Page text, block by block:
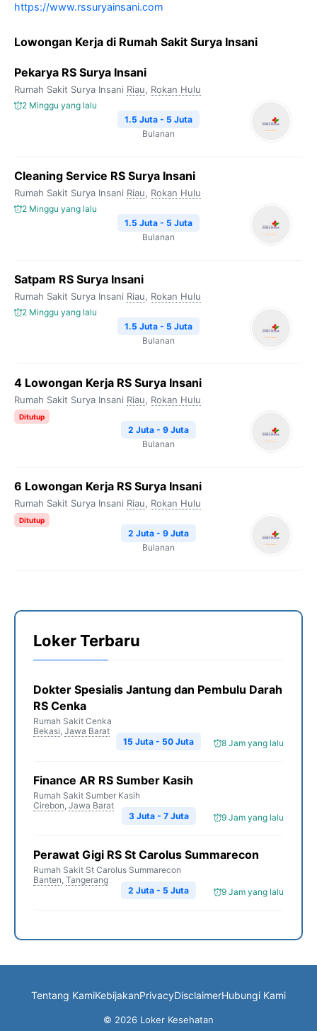
https://www.rssuryainsani.com
Lowongan Kerja di Rumah Sakit Surya Insani
Pekarya RS Surya Insani
Rumah Sakit Surya Insani Riau, Rokan Hulu
2 Minggu yang lalu
1.5 Juta - 5 Juta
Bulanan
Cleaning Service RS Surya Insani
Rumah Sakit Surya Insani Riau, Rokan Hulu
2 Minggu yang lalu
1.5 Juta - 5 Juta
Bulanan
Satpam RS Surya Insani
Rumah Sakit Surya Insani Riau, Rokan Hulu
2 Minggu yang lalu
1.5 Juta - 5 Juta
Bulanan
4 Lowongan Kerja RS Surya Insani
Rumah Sakit Surya Insani Riau, Rokan Hulu
Ditutup
2 Juta - 9 Juta
Bulanan
6 Lowongan Kerja RS Surya Insani
Rumah Sakit Surya Insani Riau, Rokan Hulu
Ditutup
2 Juta - 9 Juta
Bulanan
Loker Terbaru
Dokter Spesialis Jantung dan Pembulu Darah
RS Cenka
Rumah Sakit Cenka
Bekasi, Jawa Barat
8 Jam yang lalu
15 Juta - 50 Juta
Finance AR RS Sumber Kasih
Rumah Sakit Sumber Kasih
Cirebon, Jawa Barat
9 Jam yang lalu
3 Juta - 7 Juta
Perawat Gigi RS St Carolus Summarecon
Rumah Sakit St Carolus Summarecon
Banten, Tangerang
9 Jam yang lalu
2 Juta - 5 Juta
Tentang KamiKebijakanPrivacyDisclaimerHubungi Kami
© 2026 Loker Kesehatan